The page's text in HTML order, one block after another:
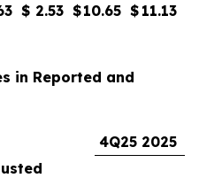
$ 2.53 $10.65 $ 11.13
in Reported and
4Q25 2025